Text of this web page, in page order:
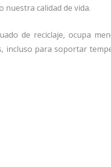
calidad de vida.
de reciclaje, ocupa
incluso para soportar